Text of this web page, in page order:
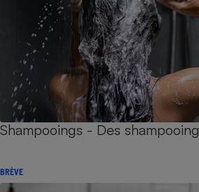
Shampooings - Des
BRÈVE